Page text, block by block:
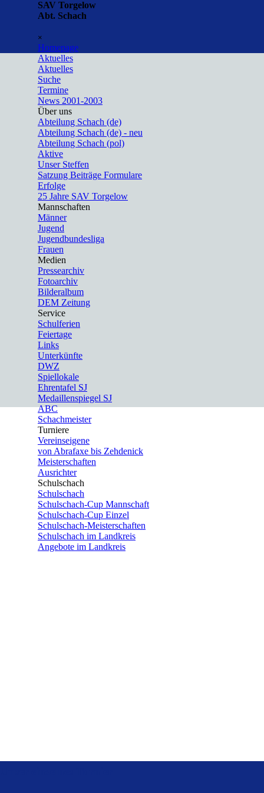
Direkt zum Seiteninhalt
SAV Torgelow
Abt. Schach
×
Homepage
Aktuelles
Aktuelles
Suche
Termine
News 2001-2003
Über uns
Abteilung Schach (de)
Abteilung Schach (de) - neu
Abteilung Schach (pol)
Aktive
Unser Steffen
Satzung Beiträge Formulare
Erfolge
25 Jahre SAV Torgelow
Mannschaften
Männer
Jugend
Jugendbundesliga
Frauen
Medien
Pressearchiv
Fotoarchiv
Bilderalbum
DEM Zeitung
Service
Schulferien
Feiertage
Links
Unterkünfte
DWZ
Spiellokale
Ehrentafel SJ
Medaillenspiegel SJ
ABC
Schachmeister
Turniere
Vereinseigene
von Abrafaxe bis Zehdenick
Meisterschaften
Ausrichter
Schulschach
Schulschach
Schulschach-Cup Mannschaft
Schulschach-Cup Einzel
Schulschach-Meisterschaften
Schulschach im Landkreis
Angebote im Landkreis